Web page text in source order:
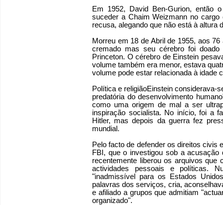
Em 1952, David Ben-Gurion, então
suceder a Chaim Weizmann no
recusa, alegando que não está à altura
Morreu em 18 de Abril de 1955, aos
cremado mas seu cérebro foi
Princeton. O cérebro de Einstein
volume também era menor, estava
volume pode estar relacionada à idade
Política e religiãoEinstein considerava-
predatória do desenvolvimento
como uma origem de mal a ser
inspiração socialista. No início, foi a
Hitler, mas depois da guerra fez
mundial.
Pelo facto de defender os direitos civis
FBI, que o investigou sob a
recentemente liberou os arquivos
actividades pessoais e políticas.
"inadmissível para os Estados
palavras dos serviços, cria,
e afiliado a grupos que admitiam
organizado".